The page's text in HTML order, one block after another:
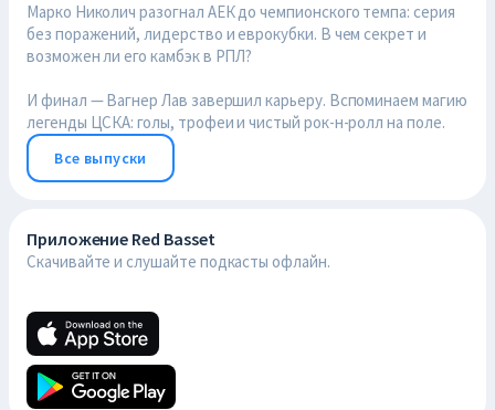
Марко Николич разогнал АЕК до чемпионского темпа: серия
без поражений, лидерство и еврокубки. В чем секрет и
возможен ли его камбэк в РПЛ?
И финал — Вагнер Лав завершил карьеру. Вспоминаем магию
легенды ЦСКА: голы, трофеи и чистый рок-н-ролл на поле.
Все выпуски
Приложение Red Basset
Скачивайте и слушайте подкасты офлайн.